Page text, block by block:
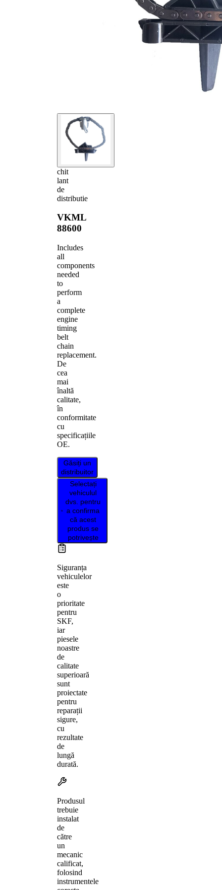
chit
lant
de
distributie
VKML
88600
Includes
all
components
needed
to
perform
a
complete
engine
timing
belt
chain
replacement.
De
cea
mai
înaltă
calitate,
în
conformitate
cu
specificațiile
OE.
Găsiți un
distribuitor
Selectați
vehiculul
dvs. pentru
a confirma
că acest
produs se
potrivește
Siguranța
vehiculelor
este
o
prioritate
pentru
SKF,
iar
piesele
noastre
de
calitate
superioară
sunt
proiectate
pentru
reparații
sigure,
cu
rezultate
de
lungă
durată.
Produsul
trebuie
instalat
de
către
un
mecanic
calificat,
folosind
instrumentele